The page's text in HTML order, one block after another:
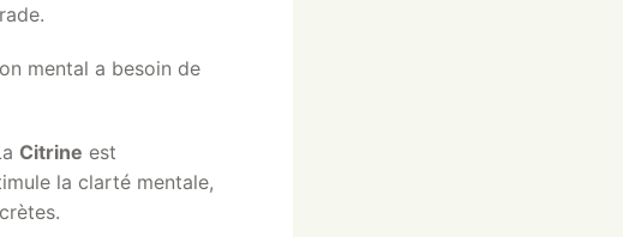
mental a besoin de
Citrine est
la clarté mentale,